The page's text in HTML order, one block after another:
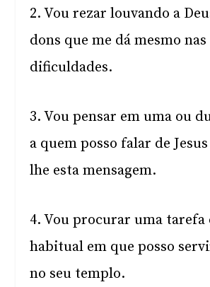
2. Vou rezar louvando a
dons que me dá mesmo nas
dificuldades.
3. Vou pensar em uma ou
a quem posso falar de
lhe esta mensagem.
4. Vou procurar uma tarefa
habitual em que posso
no seu templo.